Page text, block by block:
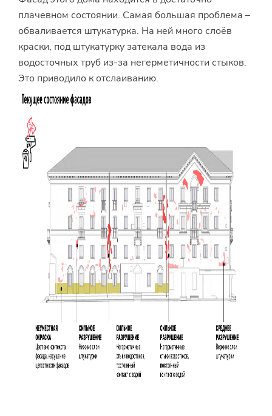
плачевном состоянии. Самая большая проблема –
обваливается штукатурка. На ней много слоёв
краски, под штукатурку затекала вода из
водосточных труб из-за негерметичности стыков.
Это приводило к отслаиванию.